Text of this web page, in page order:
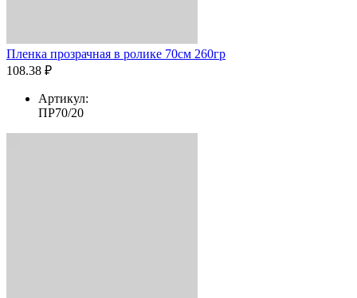
Пленка прозрачная в ролике 70см 260гр
108.38 ₽
Артикул:
ПР70/20